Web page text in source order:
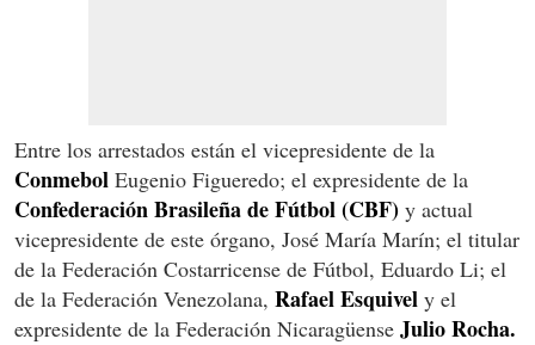
Entre los arrestados están el vicepresidente de la
Conmebol Eugenio Figueredo; el expresidente de la
Confederación Brasileña de Fútbol (CBF) y actual
vicepresidente de este órgano, José María Marín; el titular
de la Federación Costarricense de Fútbol, Eduardo Li; el
de la Federación Venezolana, Rafael Esquivel y el
expresidente de la Federación Nicaragüense Julio Rocha.